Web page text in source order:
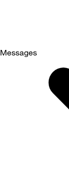
Messages